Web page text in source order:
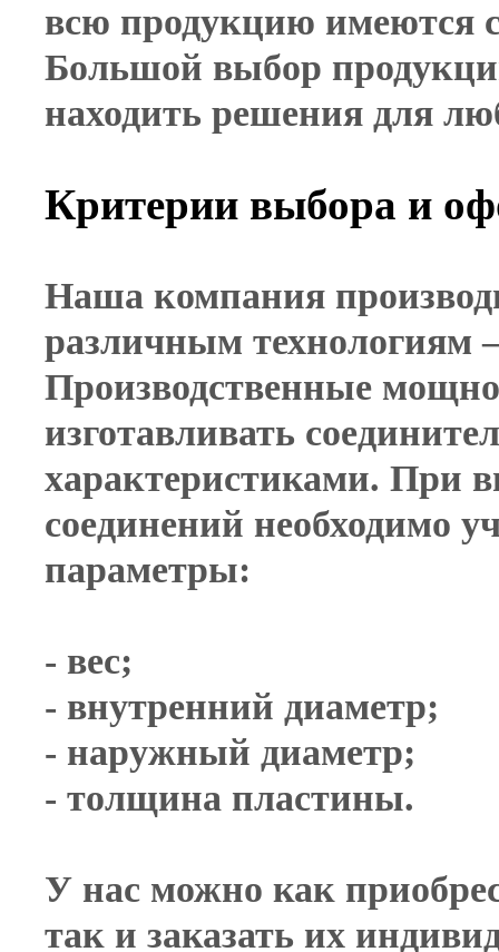
всю продукцию имеются
Большой выбор
находить решения для
Критерии выбора и
Наша компания
различным технологиям
Производственные
изготавливать
характеристиками. При
соединений необходимо
параметры:
- вес;
- внутренний диаметр;
- наружный диаметр;
- толщина пластины.
У нас можно как
так и заказать их